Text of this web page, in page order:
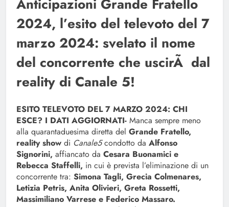
Anticipazioni Grande Fratello
2024, l’esito del televoto del 7
marzo 2024: svelato il nome
del concorrente che uscirÃ dal
reality di Canale 5!
ESITO TELEVOTO DEL 7 MARZO 2024: CHI
ESCE? I DATI AGGIORNATI- Manca sempre meno
alla quarantaduesima diretta del Grande Fratello,
reality show di Canale5condotto da Alfonso
Signorini, affiancato da Cesara Buonamici e
Rebecca Staffelli, in cui è prevista l’eliminazione di un
concorrente tra: Simona Tagli, Grecia Colmenares,
Letizia Petris, Anita Olivieri, Greta Rossetti,
Massimiliano Varrese e Federico Massaro.